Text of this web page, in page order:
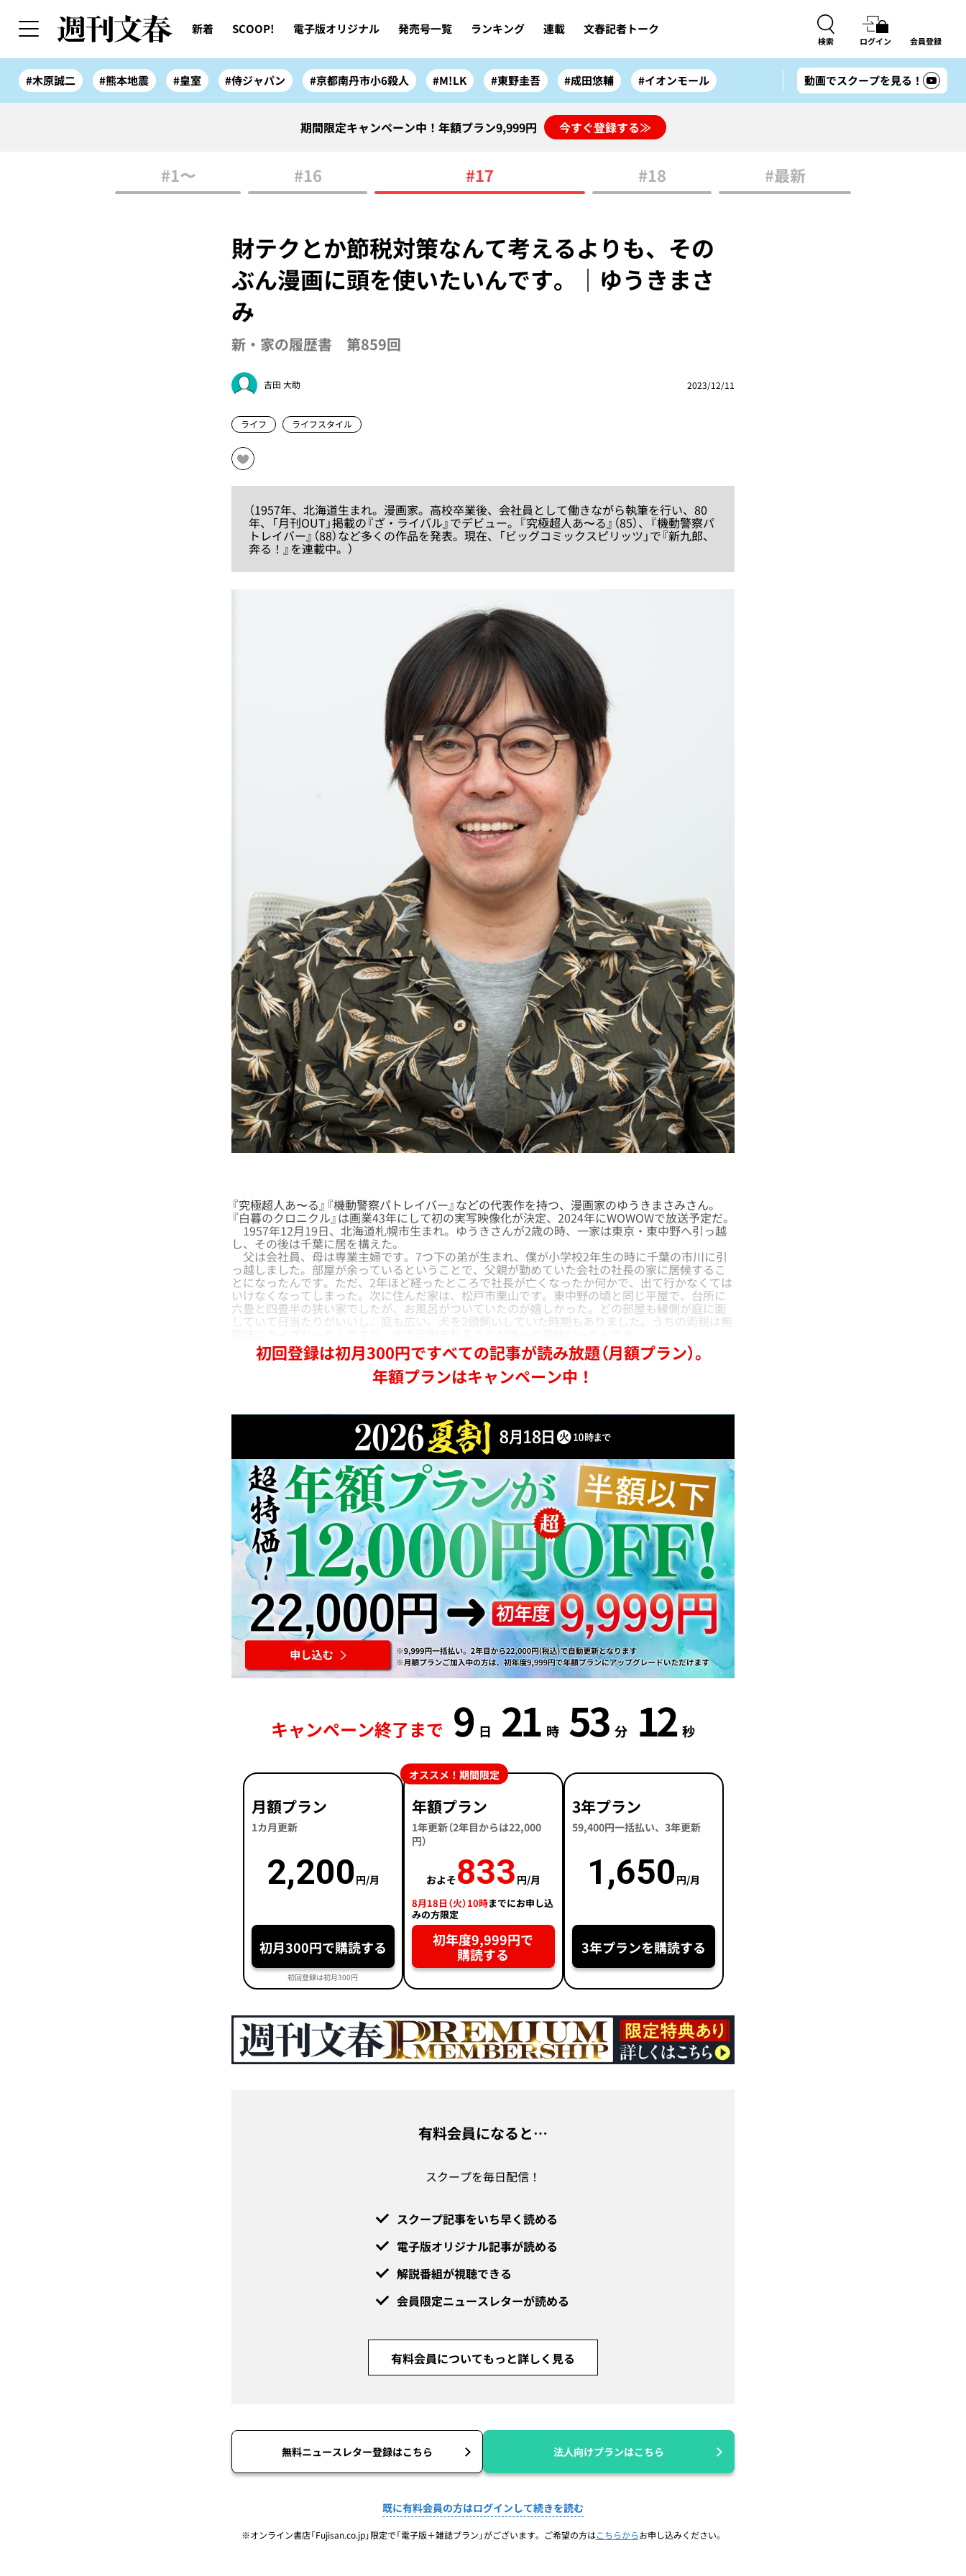
新着 SCOOP! 電子版オリジナル 発売号一覧 ランキング 連載 文春記者トーク
検索 ログイン 会員登録
#木原誠二 #熊本地震 #皇室 #侍ジャパン #京都南丹市小6殺人 #M!LK #東野圭吾 #成田悠輔 #イオンモール 動画でスクープを見る！
期間限定キャンペーン中！年額プラン9,999円 今すぐ登録する≫
#1〜 #16 #17 #18 #最新
財テクとか節税対策なんて考えるよりも、その
ぶん漫画に頭を使いたいんです。｜ゆうきまさ
み
新・家の履歴書 第859回
吉田 大助 2023/12/11
ライフ ライフスタイル
（1957年、北海道生まれ。漫画家。高校卒業後、会社員として働きながら執筆を行い、80
年、「月刊OUT」掲載の『ざ・ライバル』でデビュー。『究極超人あ〜る』（85）、『機動警察パ
トレイバー』（88）など多くの作品を発表。現在、「ビッグコミックスピリッツ」で『新九郎、
奔る！』を連載中。）
『究極超人あ〜る』『機動警察パトレイバー』などの代表作を持つ、漫画家のゆうきまさみさん。
『白暮のクロニクル』は画業43年にして初の実写映像化が決定、2024年にWOWOWで放送予定だ。
1957年12月19日、北海道札幌市生まれ。ゆうきさんが2歳の時、一家は東京・東中野へ引っ越
し、その後は千葉に居を構えた。
父は会社員、母は専業主婦です。7つ下の弟が生まれ、僕が小学校2年生の時に千葉の市川に引
っ越しました。部屋が余っているということで、父親が勤めていた会社の社長の家に居候するこ
とになったんです。ただ、2年ほど経ったところで社長が亡くなったか何かで、出て行かなくては
いけなくなってしまった。次に住んだ家は、松戸市栗山です。東中野の頃と同じ平屋で、台所に
六畳と四畳半の狭い家でしたが、お風呂がついていたのが嬉しかった。どの部屋も縁側が庭に面
していて日当たりがいいし、庭も広い。犬を2頭飼いしていた時期もありました。うちの両親は無
初回登録は初月300円ですべての記事が読み放題（月額プラン）。
年額プランはキャンペーン中！
キャンペーン終了まで 9 日 21 時 53 分 11 秒
月額プラン
1カ月更新
2,200 円/月
初月300円で購読する
初回登録は初月300円
年額プラン
1年更新（2年目からは22,000
円）
およそ833 円/月
8月18日（火）10時までにお申し込
みの方限定
初年度9,999円で
購読する
オススメ！期間限定
3年プラン
59,400円一括払い、3年更新
1,650 円/月
3年プランを購読する
有料会員になると…
スクープを毎日配信！
スクープ記事をいち早く読める
電子版オリジナル記事が読める
解説番組が視聴できる
会員限定ニュースレターが読める
有料会員についてもっと詳しく見る
無料ニュースレター登録はこちら 法人向けプランはこちら
既に有料会員の方はログインして続きを読む
※オンライン書店「Fujisan.co.jp」限定で「電子版＋雑誌プラン」がございます。ご希望の方はこちらからお申し込みください。